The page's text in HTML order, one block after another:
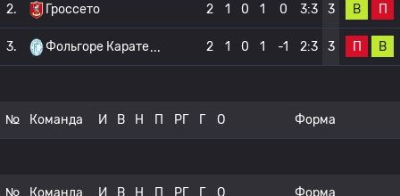
2. Гроссето 2 1 0 1 0 3:3 3 В П
3. Фольгоре Карате 2 1 0 1 -1 2:3 3 П В
№ Команда И В Н П РГ Г О Форма
№ Команда И В Н П РГ Г О Форма